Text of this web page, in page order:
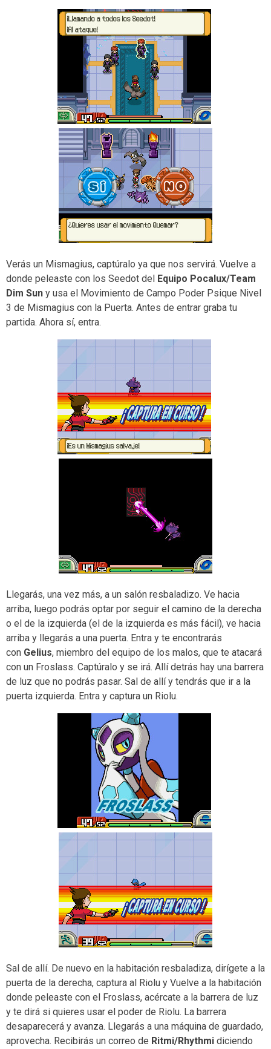
Verás un Mismagius, captúralo ya que nos servirá. Vuelve a
donde peleaste con los Seedot del Equipo Pocalux/Team
Dim Sun y usa el Movimiento de Campo Poder Psique Nivel
3 de Mismagius con la Puerta. Antes de entrar graba tu
partida. Ahora sí, entra.
Llegarás, una vez más, a un salón resbaladizo. Ve hacia
arriba, luego podrás optar por seguir el camino de la derecha
o el de la izquierda (el de la izquierda es más fácil), ve hacia
arriba y llegarás a una puerta. Entra y te encontrarás
con Gelius, miembro del equipo de los malos, que te atacará
con un Froslass. Captúralo y se irá. Allí detrás hay una barrera
de luz que no podrás pasar. Sal de allí y tendrás que ir a la
puerta izquierda. Entra y captura un Riolu.
Sal de allí. De nuevo en la habitación resbaladiza, dirígete a la
puerta de la derecha, captura al Riolu y Vuelve a la habitación
donde peleaste con el Froslass, acércate a la barrera de luz
y te dirá si quieres usar el poder de Riolu. La barrera
desaparecerá y avanza. Llegarás a una máquina de guardado,
aprovecha. Recibirás un correo de Ritmi/Rhythmi diciendo